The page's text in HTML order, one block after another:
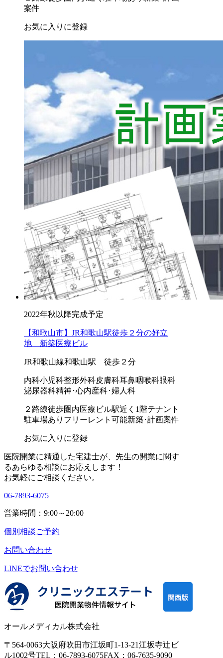
案件
お気に入りに登録
2022年秋以降完成予定
【和歌山市】JR和歌山駅徒歩２分の好立
地 新築医療ビル
JR和歌山線和歌山駅 徒歩２分
内科小児科整形外科皮膚科耳鼻咽喉科眼科
泌尿器科精神･心内産科･婦人科
２路線徒歩圏内医療ビル駅近く 1階テナント
駐車場あり フリーレント可能新築･計画案件
お気に入りに登録
医院開業に精通した宅建士が、 先生の開業に関す
るあらゆる相談にお応えします！
お気軽にご相談ください。
06-7893-6075
営業時間：9:00～20:00
個別相談ご予約
お問い合わせ
LINEでお問い合わせ
オールメディカル株式会社
〒564-0063大阪府吹田市江坂町1-13-21江坂寺辻ビ
ル1002号TEL：06-7893-6075FAX：06-7635-9090